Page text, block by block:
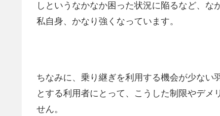
しというなかなか困った状況に陥るなど、
私自身、かなり強くなっています。
ちなみに、乗り継ぎを利用する機会が少な
とする利用者にとって、こうした制限やデメ
せん。